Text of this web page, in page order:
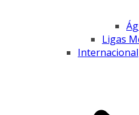
Ligas
Internacional